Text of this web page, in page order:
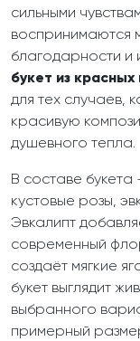
сильными
воспринимаются
благодарности и
букет из
для тех случаев,
красивую
душевного тепла.
В составе
кустовые розы,
Эвкалипт
современный
создаёт мягкие
букет выглядит
выбранного
примерный